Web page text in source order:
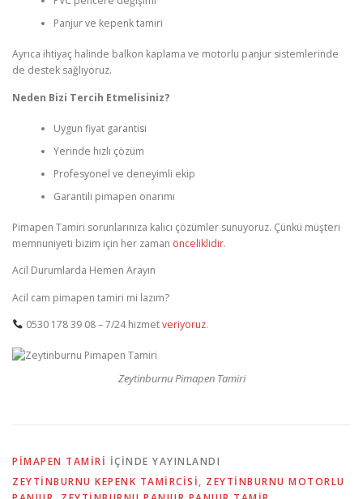
Panjur ve kepenk tamiri
Ayrıca ihtiyaç halinde balkon kaplama ve motorlu panjur sistemlerinde
de destek sağlıyoruz.
Neden Bizi Tercih Etmelisiniz?
Uygun fiyat garantisi
Yerinde hızlı çözüm
Profesyonel ve deneyimli ekip
Garantili pimapen onarımı
Pimapen Tamiri sorunlarınıza kalıcı çözümler sunuyoruz. Çünkü müşteri
memnuniyeti bizim için her zaman önceliklidir.
Acil Durumlarda Hemen Arayın
Acil cam pimapen tamiri mi lazım?
0530 178 39 08 – 7/24 hizmetveriyoruz.
Zeytinburnu Pimapen Tamiri
PIMAPEN TAMIRI IÇINDE YAYINLANDI
ZEYTINBURNU KEPENK TAMIRCISI, ZEYTINBURNU MOTORLU